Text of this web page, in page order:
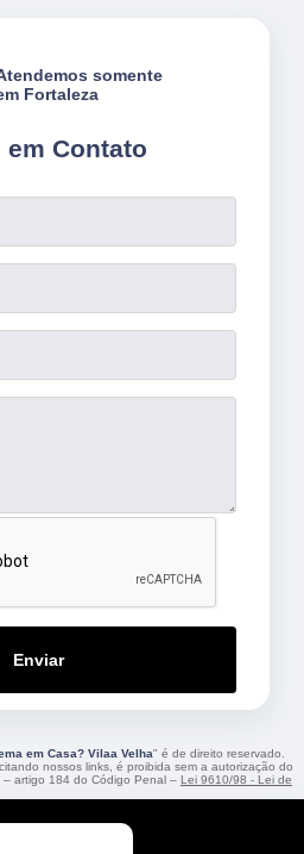
em Contato
somente
Fortaleza
Enviar
em Casa? Vilaa Velha" é de direito reservado.
nossos links, é proibida sem a autorização do
– artigo 184 do Código Penal – Lei 9610/98 - Lei de